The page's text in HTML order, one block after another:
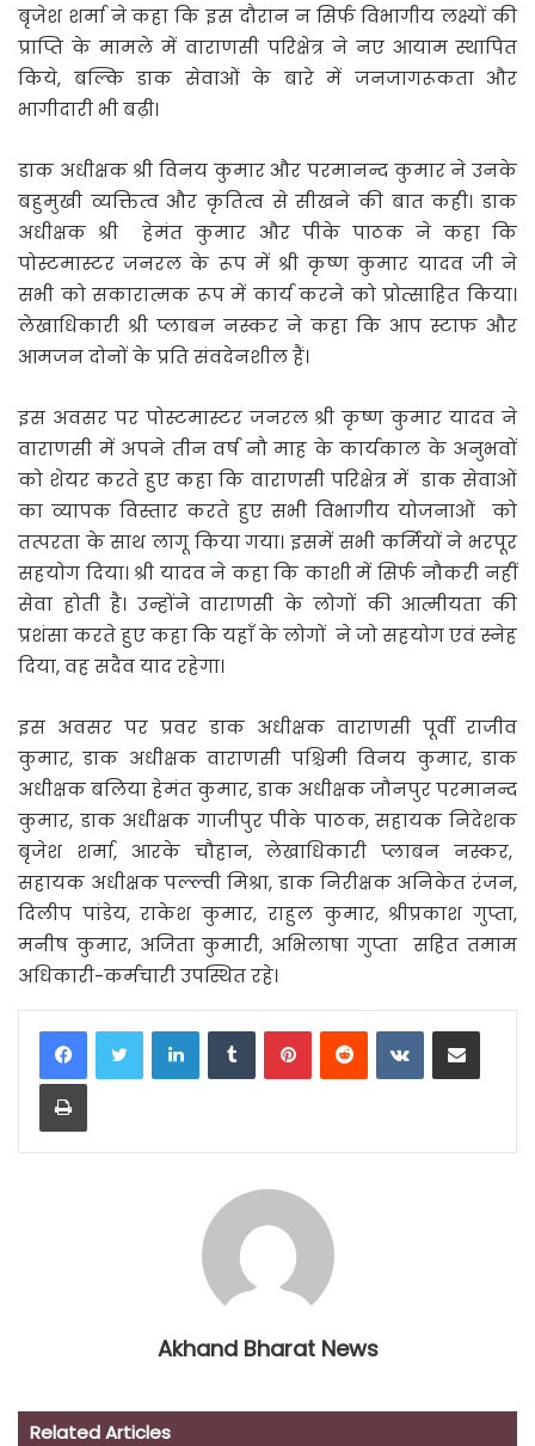
बृजेश शर्मा ने कहा कि इस दौरान न सिर्फ विभागीय लक्ष्यों की
प्राप्ति के मामले में वाराणसी परिक्षेत्र ने नए आयाम स्थापित
किये, बल्कि डाक सेवाओं के बारे में जनजागरूकता और
भागीदारी भी बढ़ी।
डाक अधीक्षक श्री विनय कुमार और परमानन्द कुमार ने उनके
बहुमुखी व्यक्तित्व और कृतित्व से सीखने की बात कही। डाक
अधीक्षक श्री हेमंत कुमार और पीके पाठक ने कहा कि
पोस्टमास्टर जनरल के रूप में श्री कृष्ण कुमार यादव जी ने
सभी को सकारात्मक रूप में कार्य करने को प्रोत्साहित किया।
लेखाधिकारी श्री प्लाबन नस्कर ने कहा कि आप स्टाफ और
आमजन दोनों के प्रति संवदेनशील हैं।
इस अवसर पर पोस्टमास्टर जनरल श्री कृष्ण कुमार यादव ने
वाराणसी में अपने तीन वर्ष नौ माह के कार्यकाल के अनुभवों
को शेयर करते हुए कहा कि वाराणसी परिक्षेत्र में डाक सेवाओं
का व्यापक विस्तार करते हुए सभी विभागीय योजनाओं को
तत्परता के साथ लागू किया गया। इसमें सभी कर्मियों ने भरपूर
सहयोग दिया। श्री यादव ने कहा कि काशी में सिर्फ नौकरी नहीं
सेवा होती है। उन्होंने वाराणसी के लोगों की आत्मीयता की
प्रशंसा करते हुए कहा कि यहाँ के लोगों ने जो सहयोग एवं स्नेह
दिया, वह सदैव याद रहेगा।
इस अवसर पर प्रवर डाक अधीक्षक वाराणसी पूर्वी राजीव
कुमार, डाक अधीक्षक वाराणसी पश्चिमी विनय कुमार, डाक
अधीक्षक बलिया हेमंत कुमार, डाक अधीक्षक जौनपुर परमानन्द
कुमार, डाक अधीक्षक गाजीपुर पीके पाठक, सहायक निदेशक
बृजेश शर्मा, आरके चौहान, लेखाधिकारी प्लाबन नस्कर,
सहायक अधीक्षक पल्ल्वी मिश्रा, डाक निरीक्षक अनिकेत रंजन,
दिलीप पांडेय, राकेश कुमार, राहुल कुमार, श्रीप्रकाश गुप्ता,
मनीष कुमार, अजिता कुमारी, अभिलाषा गुप्ता सहित तमाम
अधिकारी-कर्मचारी उपस्थित रहे।
LinkedInTumblrPinterestReddit VKontakteShare via Email
Print
Akhand Bharat News
Related Articles